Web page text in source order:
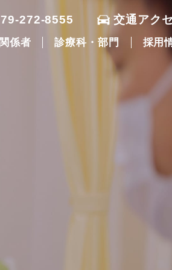
272-8555 交通アク
係者 診療科・部門 採用